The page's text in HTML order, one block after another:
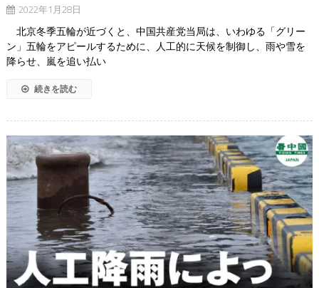
2022年1月28日
北京冬季五輪が近づくと、中国共産党当局は、いわゆる「グリー
ン」五輪をアピールするために、人工的に天候を制御し、雨や雪を
降らせ、嵐を追い払い
続きを読む